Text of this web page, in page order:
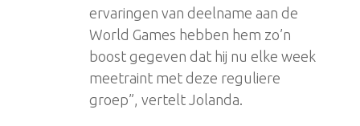
ervaringen van deelname aan de
World Games hebben hem zo’n
boost gegeven dat hij nu elke week
meetraint met deze reguliere
groep”, vertelt Jolanda.